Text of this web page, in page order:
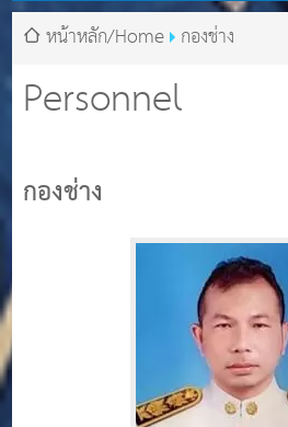
Personnel
หน้าหลัก/Home กองช่าง
กองช่าง